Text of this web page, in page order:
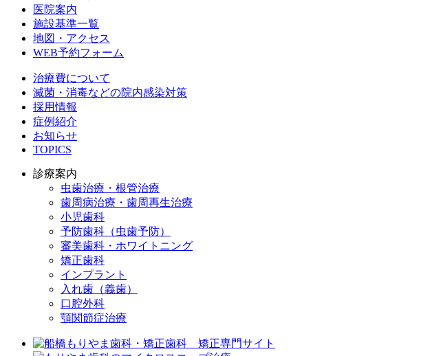
医院案内
施設基準一覧
地図・アクセス
WEB予約フォーム
治療費について
滅菌・消毒などの院内感染対策
採用情報
症例紹介
お知らせ
TOPICS
診療案内
虫歯治療・根管治療
歯周病治療・歯周再生治療
小児歯科
予防歯科（虫歯予防）
審美歯科・ホワイトニング
矯正歯科
インプラント
入れ歯（義歯）
口腔外科
顎関節症治療